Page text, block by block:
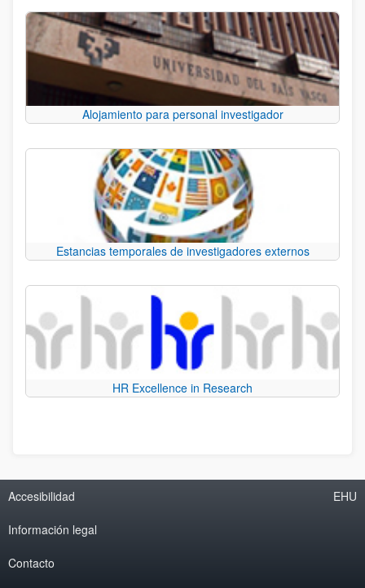
Alojamiento para personal investigador
Estancias temporales de investigadores externos
HR Excellence in Research
Accesibilidad
Información legal
Contacto
EHU